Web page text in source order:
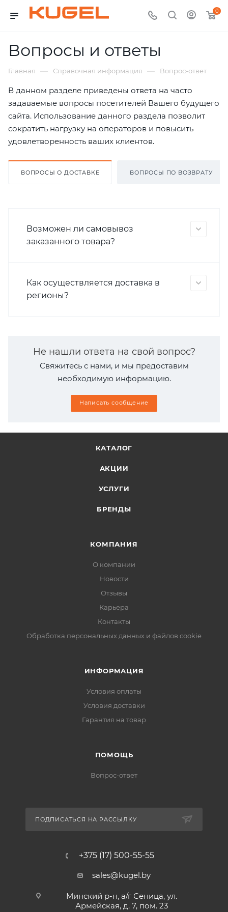
0
Вопросы и ответы
Главная — Справочная информация — Вопрос-ответ
В данном разделе приведены ответа на часто
задаваемые вопросы посетителей Вашего будущего
сайта. Использование данного раздела позволит
сократить нагрузку на операторов и повысить
удовлетворенность ваших клиентов.
ВОПРОСЫ О ДОСТАВКЕ ВОПРОСЫ ПО ВОЗВРАТУ
Возможен ли самовывоз
заказанного товара?
Как осуществляется доставка в
регионы?
Не нашли ответа на свой вопрос?
Свяжитесь с нами, и мы предоставим
необходимую информацию.
Написать сообщение
КАТАЛОГ
АКЦИИ
УСЛУГИ
БРЕНДЫ
КОМПАНИЯ
О компании
Новости
Отзывы
Карьера
Контакты
Обработка персональных данных и файлов cookie
ИНФОРМАЦИЯ
Условия оплаты
Условия доставки
Гарантия на товар
ПОМОЩЬ
Вопрос-ответ
ПОДПИСАТЬСЯ НА РАССЫЛКУ
+375 (17) 500-55-55
sales@kugel.by
Минский р-н, а/г Сеница, ул.
Армейская, д. 7, пом. 23